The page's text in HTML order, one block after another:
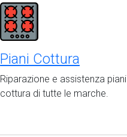
Piani Cottura
Riparazione e assistenza piani
cottura di tutte le marche.